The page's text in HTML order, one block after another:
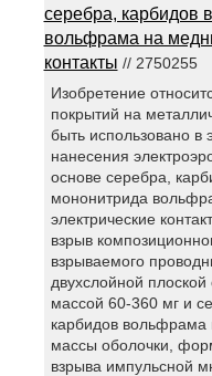
серебра, карбидов
вольфрама на
контакты // 2750255
Изобретение
покрытий на
быть использовано в
нанесения
основе серебра,
мононитрида
электрические
взрыв
взрываемого
двухслойной
массой 60-360 мг и
карбидов
массы оболочки,
взрыва импульсной